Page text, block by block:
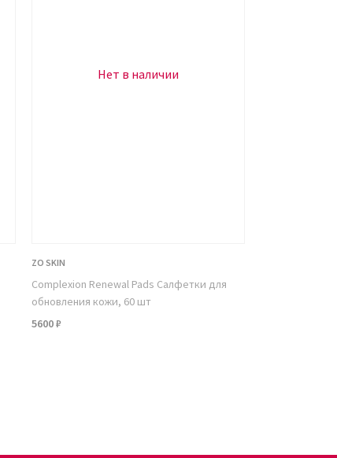
Нет в наличии
ZO SKIN
Complexion Renewal Pads Салфетки для
обновления кожи, 60 шт
5600 ₽